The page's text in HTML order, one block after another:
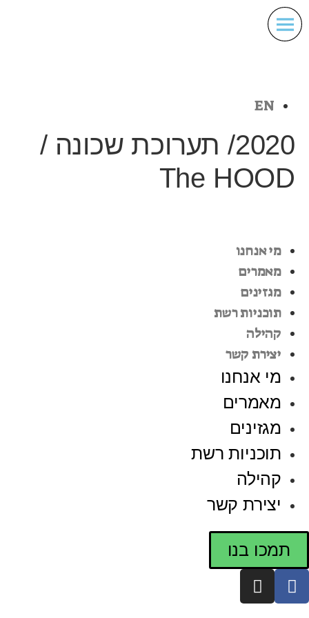
EN
2020/ תערוכת שכונה /
The HOOD
מי אנחנו
מאמרים
מגזינים
תוכניות רשת
קהילה
יצירת קשר
מי אנחנו
מאמרים
מגזינים
תוכניות רשת
קהילה
יצירת קשר
תמכו בנו